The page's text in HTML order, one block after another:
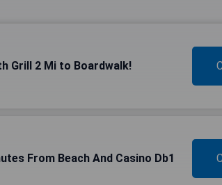
Grill 2 Mi to Boardwalk!
From Beach And Casino Db1